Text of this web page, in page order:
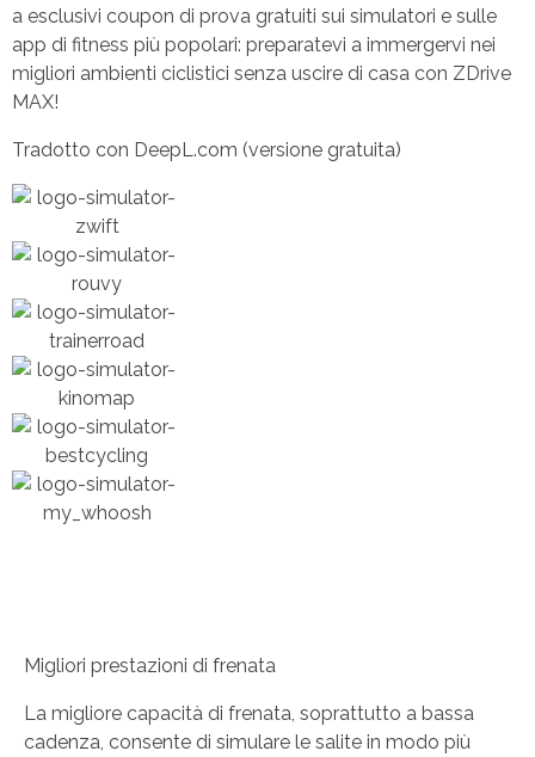
a esclusivi coupon di prova gratuiti sui simulatori e sulle
app di fitness più popolari: preparatevi a immergervi nei
migliori ambienti ciclistici senza uscire di casa con ZDrive
MAX!
Tradotto con DeepL.com (versione gratuita)
Migliori prestazioni di frenata
La migliore capacità di frenata, soprattutto a bassa
cadenza, consente di simulare le salite in modo più